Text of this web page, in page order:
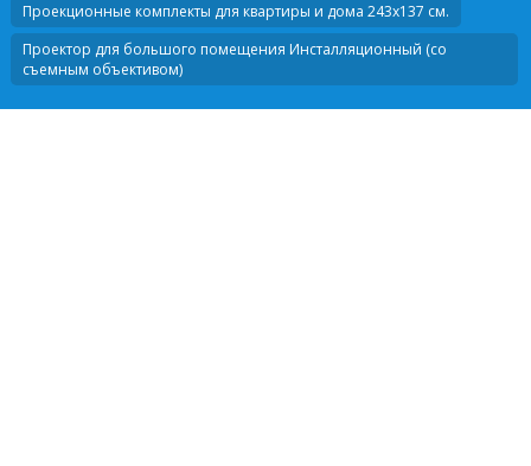
Проекционные комплекты для квартиры и дома 243х137 см.
Проектор для большого помещения Инсталляционный (со
съемным объективом)